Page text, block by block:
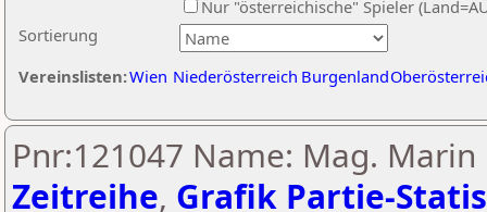
Sortierung
Nur "österreichische" Spieler
Vereinslisten:Wien Niederösterreich Burgenland
Pnr:121047 Name: Mag. Marin
Zeitreihe, Grafik Partie-